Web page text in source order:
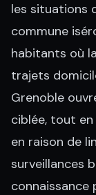
les situations
commune
habitants où
trajets
Grenoble
ciblée, tout
en raison de
surveillances
connaissance